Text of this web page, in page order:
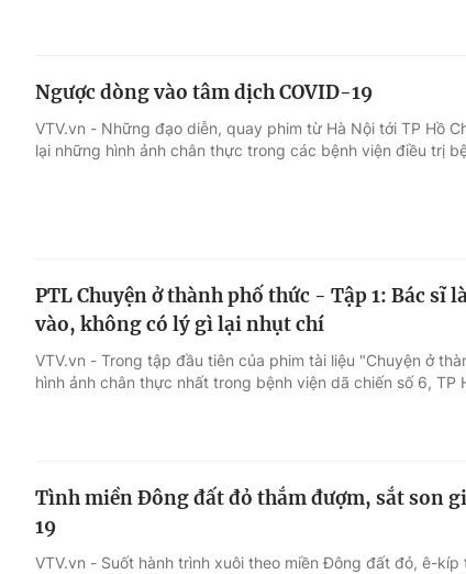
Điện ảnh
Âm nhạc
Sao
Du lịch
Làm đẹp
Chất lượng cuộc
Ngược dòng vào tâm dịch COVID-19
VTV.vn - Những đạo diễn, quay phim từ Hà Nội tới TP Hồ
lại những hình ảnh chân thực trong các bệnh viện điều trị
PTL Chuyện ở thành phố thức - Tập 1: Bác sĩ
vào, không có lý gì lại nhụt chí
VTV.vn - Trong tập đầu tiên của phim tài liệu "Chuyện ở
hình ảnh chân thực nhất trong bệnh viện dã chiến số 6, TP
Tình miền Đông đất đỏ thắm đượm, sắt son
19
VTV.vn - Suốt hành trình xuôi theo miền Đông đất đỏ, ê-